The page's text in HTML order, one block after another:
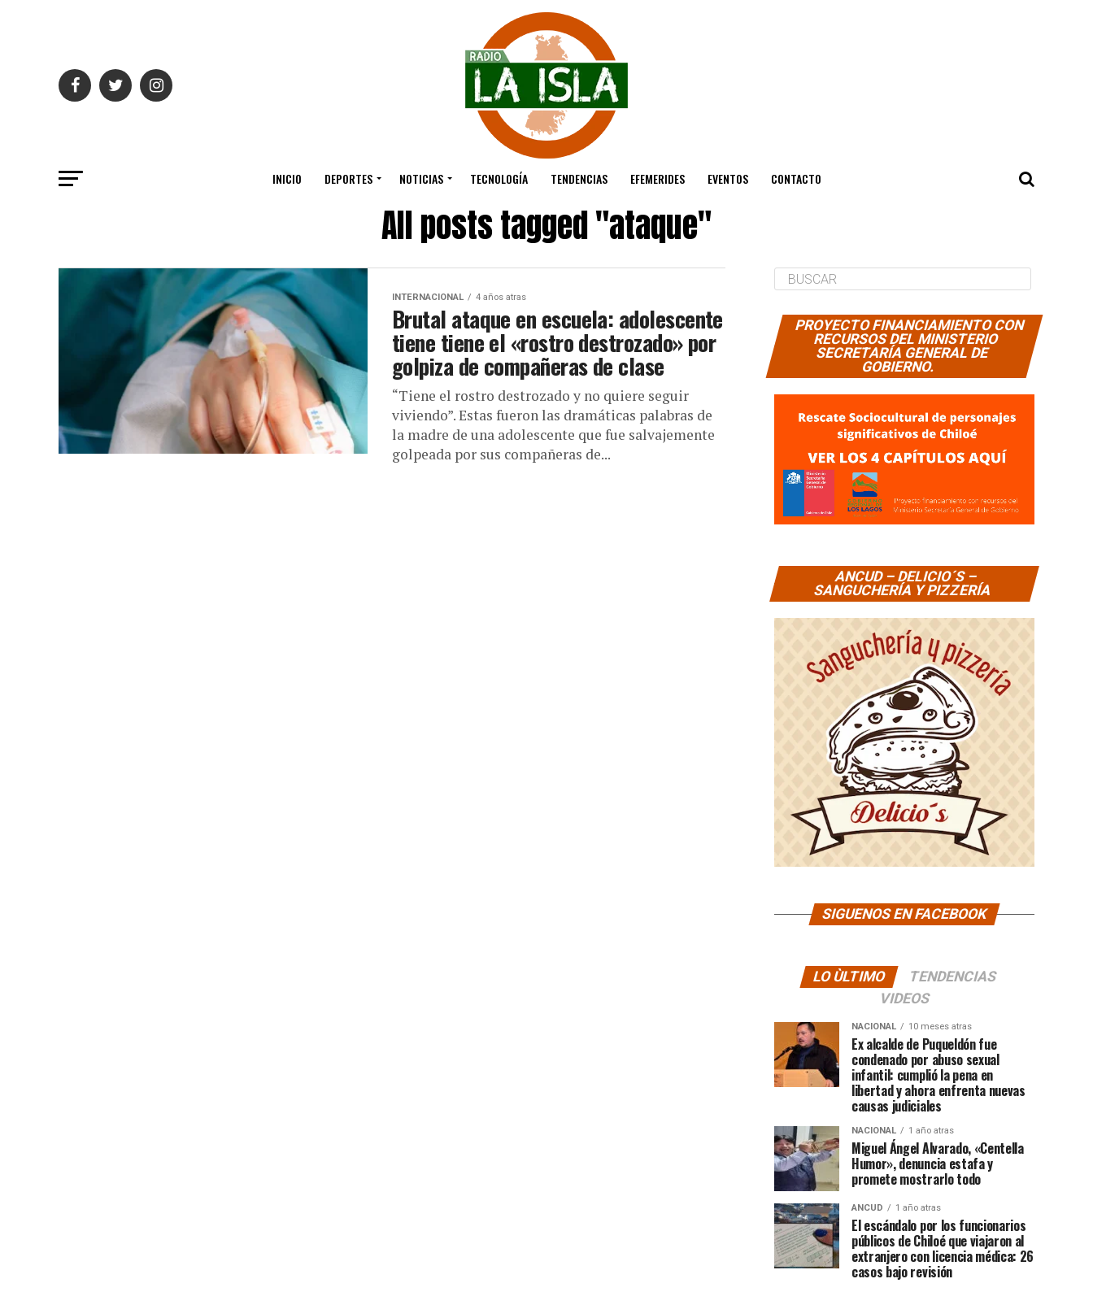
INICIO DEPORTES NOTICIAS TECNOLOGÍA TENDENCIAS EFEMERIDES EVENTOS CONTACTO
All posts tagged "ataque"
INTERNACIONAL 4 años atras
Brutal ataque en escuela: adolescente
tiene tiene el «rostro destrozado» por
golpiza de compañeras de clase
“Tiene el rostro destrozado y no quiere seguir
viviendo”. Estas fueron las dramáticas palabras de
la madre de una adolescente que fue salvajemente
golpeada por sus compañeras de...
PROYECTO FINANCIAMIENTO CON
RECURSOS DEL MINISTERIO
SECRETARÍA GENERAL DE
GOBIERNO.
ANCUD – DELICIO´S –
SANGUCHERÍA Y PIZZERÍA
SIGUENOS EN FACEBOOK
LO ÙLTIMO
TENDENCIAS
VIDEOS
NACIONAL 10 meses atras
Ex alcalde de Puqueldón fue
condenado por abuso sexual
infantil: cumplió la pena en
libertad y ahora enfrenta nuevas
causas judiciales
NACIONAL 1 año atras
Miguel Ángel Alvarado, «Centella
Humor», denuncia estafa y
promete mostrarlo todo
ANCUD 1 año atras
El escándalo por los funcionarios
públicos de Chiloé que viajaron al
extranjero con licencia médica: 26
casos bajo revisión